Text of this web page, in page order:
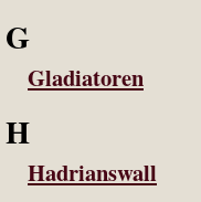
G
Gladiatoren
H
Hadrianswall